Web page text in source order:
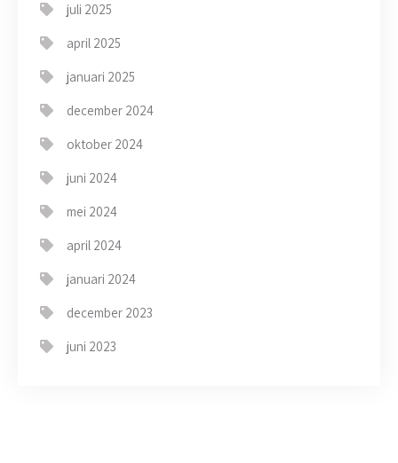
juli 2025
april 2025
januari 2025
december 2024
oktober 2024
juni 2024
mei 2024
april 2024
januari 2024
december 2023
juni 2023